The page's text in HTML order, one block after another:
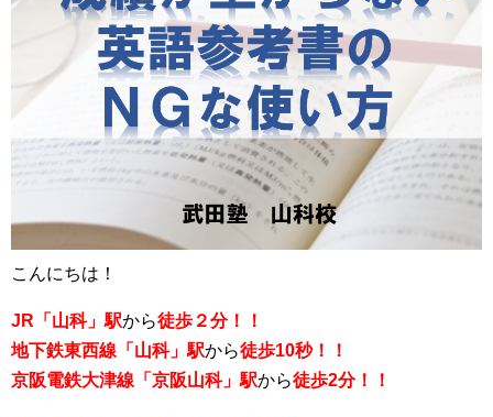
こんにちは！
JR「山科」駅から徒歩２分！！
地下鉄東西線「山科」駅から徒歩10秒！！
京阪電鉄大津線「京阪山科」駅から徒歩2分！！